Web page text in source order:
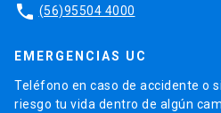
phone (56)95504 4000
EMERGENCIAS UC
Teléfono en caso de accidente o
riesgo tu vida dentro de algún